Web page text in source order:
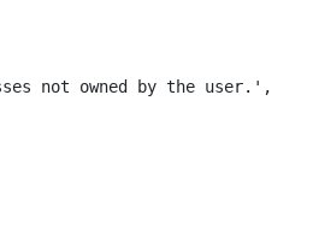
not owned by the user.',